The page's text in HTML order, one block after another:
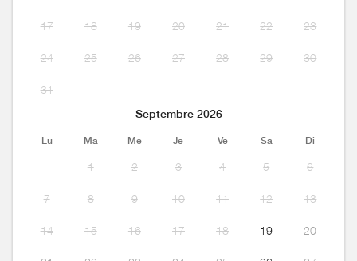
17 18 19 20 21 22 23
24 25 26 27 28 29 30
31
Septembre 2026
Lu Ma Me Je Ve Sa Di
1 2 3 4 5 6
7 8 9 10 11 12 13
14 15 16 17 18 19 20